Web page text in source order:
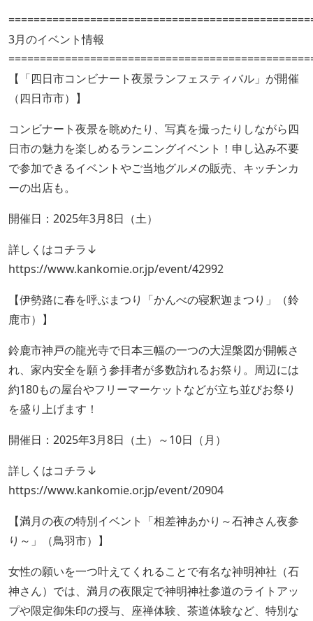
3月のイベント情報
【「四日市コンビナート夜景ランフェスティバル」が開催
（四日市市）】
コンビナート夜景を眺めたり、写真を撮ったりしながら四
日市の魅力を楽しめるランニングイベント！申し込み不要
で参加できるイベントやご当地グルメの販売、キッチンカ
ーの出店も。
開催日：2025年3月8日（土）
詳しくはコチラ↓
https://www.kankomie.or.jp/event/42992
【伊勢路に春を呼ぶまつり「かんべの寝釈迦まつり」（鈴
鹿市）】
鈴鹿市神戸の龍光寺で日本三幅の一つの大涅槃図が開帳さ
れ、家内安全を願う参拝者が多数訪れるお祭り。周辺には
約180もの屋台やフリーマーケットなどが立ち並びお祭り
を盛り上げます！
開催日：2025年3月8日（土）～10日（月）
詳しくはコチラ↓
https://www.kankomie.or.jp/event/20904
【満月の夜の特別イベント「相差神あかり～石神さん夜参
り～」（鳥羽市）】
女性の願いを一つ叶えてくれることで有名な神明神社（石
神さん）では、満月の夜限定で神明神社参道のライトアッ
プや限定御朱印の授与、座禅体験、茶道体験など、特別な